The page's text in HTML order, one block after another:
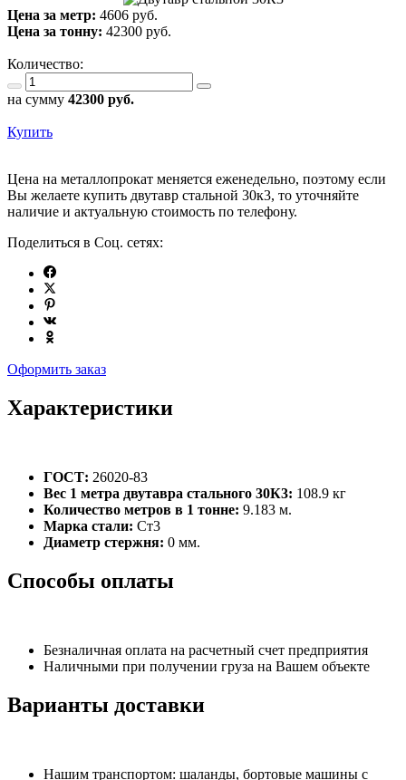
Цена за метр: 4606 руб.
Цена за тонну: 42300 руб.
Количество:
на сумму 42300 руб.
Купить
Цена на металлопрокат меняется еженедельно, поэтому если
Вы желаете купить двутавр стальной 30к3, то уточняйте
наличие и актуальную стоимость по телефону.
Поделиться в Соц. сетях:
Оформить заказ
Характеристики
ГОСТ: 26020-83
Вес 1 метра двутавра стального 30К3: 108.9 кг
Количество метров в 1 тонне: 9.183 м.
Марка стали: Ст3
Диаметр стержня: 0 мм.
Способы оплаты
Безналичная оплата на расчетный счет предприятия
Наличными при получении груза на Вашем объекте
Варианты доставки
Нашим транспортом: шаланды, бортовые машины с